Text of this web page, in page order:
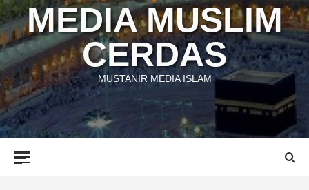
MEDIA MUSLIM
CERDAS
MUSTANIR MEDIA ISLAM